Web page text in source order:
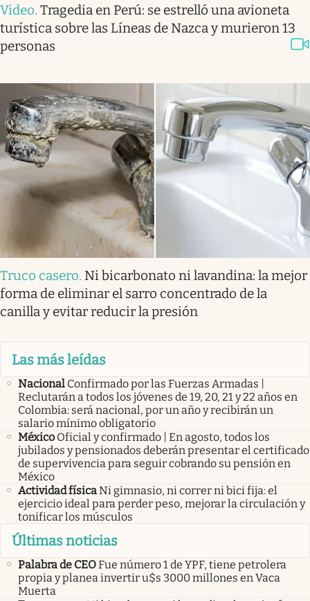
Video. Tragedia en Perú: se estrelló una avioneta
turística sobre las Líneas de Nazca y murieron 13
personas
Truco casero. Ni bicarbonato ni lavandina: la mejor
forma de eliminar el sarro concentrado de la
canilla y evitar reducir la presión
Las más leídas
Nacional Confirmado por las Fuerzas Armadas |
Reclutarán a todos los jóvenes de 19, 20, 21 y 22 años en
Colombia: será nacional, por un año y recibirán un
salario mínimo obligatorio
México Oficial y confirmado | En agosto, todos los
jubilados y pensionados deberán presentar el certificado
de supervivencia para seguir cobrando su pensión en
México
Actividad físicaNi gimnasio, ni correr ni bici fija: el
ejercicio ideal para perder peso, mejorar la circulación y
tonificar los músculos
Últimas noticias
Palabra de CEOFue número 1 de YPF, tiene petrolera
propia y planea invertir u$s 3000 millones en Vaca
Muerta